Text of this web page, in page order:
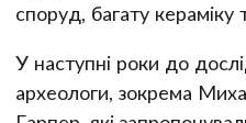
споруд, багату кераміку
У наступні роки до
археологи, зокрема